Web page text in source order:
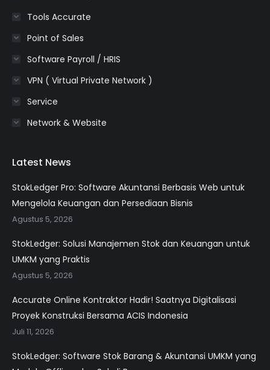
Tools Accurate
Point of Sales
Software Payroll / HRIS
VPN ( Virtual Private Network )
Service
Network & Website
Latest News
StokLedger Pro: Software Akuntansi Berbasis Web untuk
Mengelola Keuangan dan Persediaan Bisnis
Agustus 5, 2026
StokLedger: Solusi Manajemen Stok dan Keuangan untuk
UMKM yang Praktis
Agustus 5, 2026
Accurate Online Kontraktor Hadir! Saatnya Digitalisasi
Proyek Konstruksi Bersama ACIS Indonesia
Juli 11, 2026
StokLedger: Software Stok Barang & Akuntansi UMKM yang